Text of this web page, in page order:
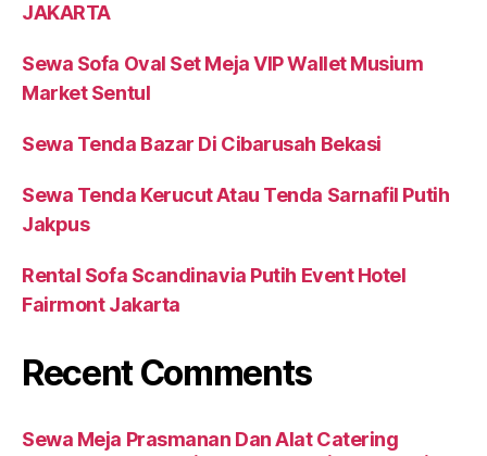
JAKARTA
Sewa Sofa Oval Set Meja VIP Wallet Musium
Market Sentul
Sewa Tenda Bazar Di Cibarusah Bekasi
Sewa Tenda Kerucut Atau Tenda Sarnafil Putih
Jakpus
Rental Sofa Scandinavia Putih Event Hotel
Fairmont Jakarta
Recent Comments
Sewa Meja Prasmanan Dan Alat Catering